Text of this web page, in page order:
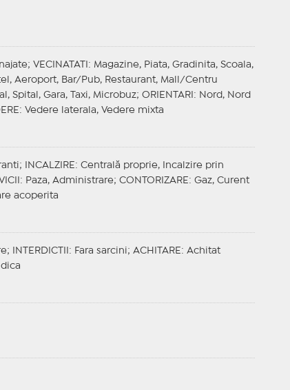
VECINATATI
: Magazine, Piata, Gradinita, Scoala,
Aeroport, Bar/Pub, Restaurant, Mall/Centru
Spital, Gara, Taxi, Microbuz; ORIENTARI : Nord, Nord
: Vedere laterala, Vedere mixta
INCALZIRE : Centrală proprie, Incalzire prin
: Paza, Administrare; CONTORIZARE : Gaz, Curent
acoperita
INTERDICTII : Fara sarcini; ACHITARE : Achitat